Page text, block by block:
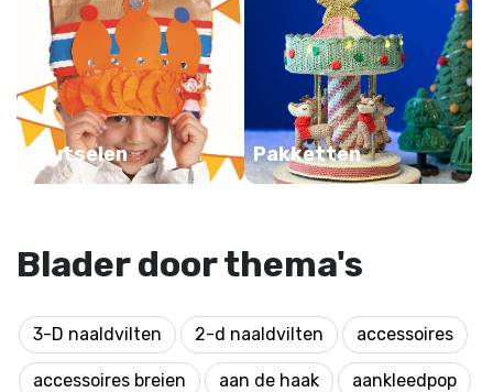
Knutselen Pakketten
Blader door thema's
3-D naaldvilten 2-d naaldvilten accessoires
accessoires breien aan de haak aankleedpop